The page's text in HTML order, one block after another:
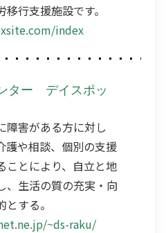
行支援施設です。
index
ター デイスポッ
障害がある方に対し
護や相談、個別の支援
ことにより、自立と地
、生活の質の充実・向
する。
~ds-raku/